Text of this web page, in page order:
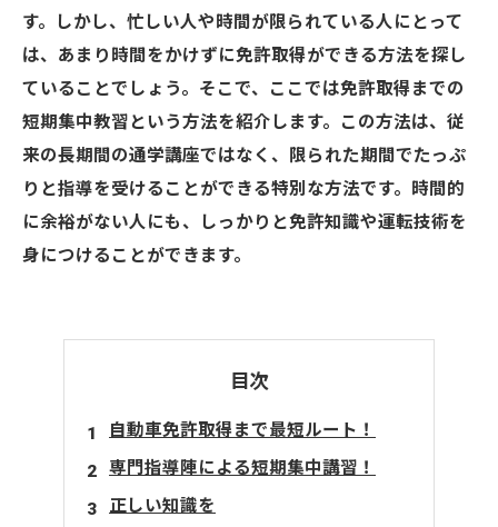
す。しかし、忙しい人や時間が限られている人にとって
は、あまり時間をかけずに免許取得ができる方法を探し
ていることでしょう。そこで、ここでは免許取得までの
短期集中教習という方法を紹介します。この方法は、従
来の長期間の通学講座ではなく、限られた期間でたっぷ
りと指導を受けることができる特別な方法です。時間的
に余裕がない人にも、しっかりと免許知識や運転技術を
身につけることができます。
目次
自動車免許取得まで最短ルート！
専門指導陣による短期集中講習！
正しい知識を